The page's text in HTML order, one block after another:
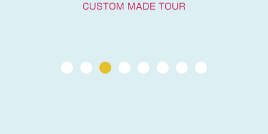
CUSTOM MADE TOUR